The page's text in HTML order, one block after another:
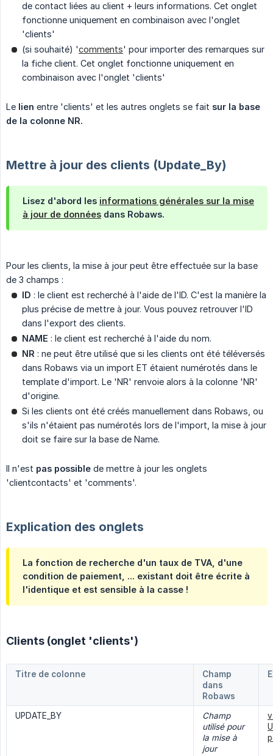
de contact liées au client + leurs informations. Cet onglet
fonctionne uniquement en combinaison avec l'onglet
'clients'
(si souhaité) 'comments' pour importer des remarques sur
la fiche client. Cet onglet fonctionne uniquement en
combinaison avec l'onglet 'clients'
Le lien entre 'clients' et les autres onglets se fait sur la base
de la colonne NR.
Mettre à jour des clients (Update_By)
Lisez d'abord les informations générales sur la mise
à jour de données dans Robaws.
Pour les clients, la mise à jour peut être effectuée sur la base
de 3 champs :
ID : le client est recherché à l'aide de l'ID. C'est la manière la
plus précise de mettre à jour. Vous pouvez retrouver l'ID
dans l'export des clients.
NAME : le client est recherché à l'aide du nom.
NR : ne peut être utilisé que si les clients ont été téléversés
dans Robaws via un import ET étaient numérotés dans le
template d'import. Le 'NR' renvoie alors à la colonne 'NR'
d'origine.
Si les clients ont été créés manuellement dans Robaws, ou
s'ils n'étaient pas numérotés lors de l'import, la mise à jour
doit se faire sur la base de Name.
Il n'est pas possible de mettre à jour les onglets
'clientcontacts' et 'comments'.
Explication des onglets
La fonction de recherche d'un taux de TVA, d'une
condition de paiement, ... existant doit être écrite à
l'identique et est sensible à la casse !
Clients (onglet 'clients')
Titre de colonne
Champ
dans
Robaws
UPDATE_BY
Champ
utilisé pour
la mise à
jour